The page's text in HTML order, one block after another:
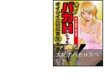
大紀のバカＨスペ
シャ ...